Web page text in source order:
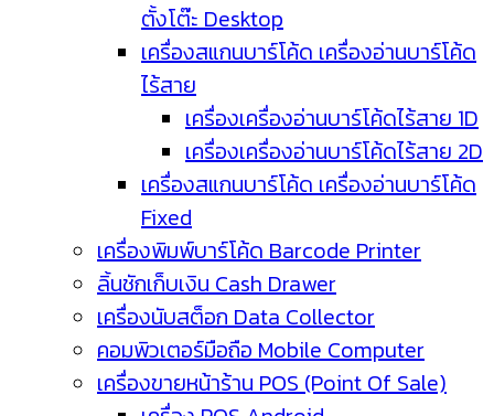
ตั้งโต๊ะ Desktop
เครื่องสแกนบาร์โค้ด เครื่องอ่านบาร์โค้ด
ไร้สาย
เครื่องเครื่องอ่านบาร์โค้ดไร้สาย 1D
เครื่องเครื่องอ่านบาร์โค้ดไร้สาย 2D
เครื่องสแกนบาร์โค้ด เครื่องอ่านบาร์โค้ด
Fixed
เครื่องพิมพ์บาร์โค้ด Barcode Printer
ลิ้นชักเก็บเงิน Cash Drawer
เครื่องนับสต็อก Data Collector
คอมพิวเตอร์มือถือ Mobile Computer
เครื่องขายหน้าร้าน POS (Point Of Sale)